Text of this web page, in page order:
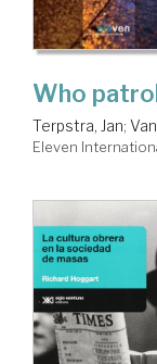
Who
Terpstra, Jan;
Eleven